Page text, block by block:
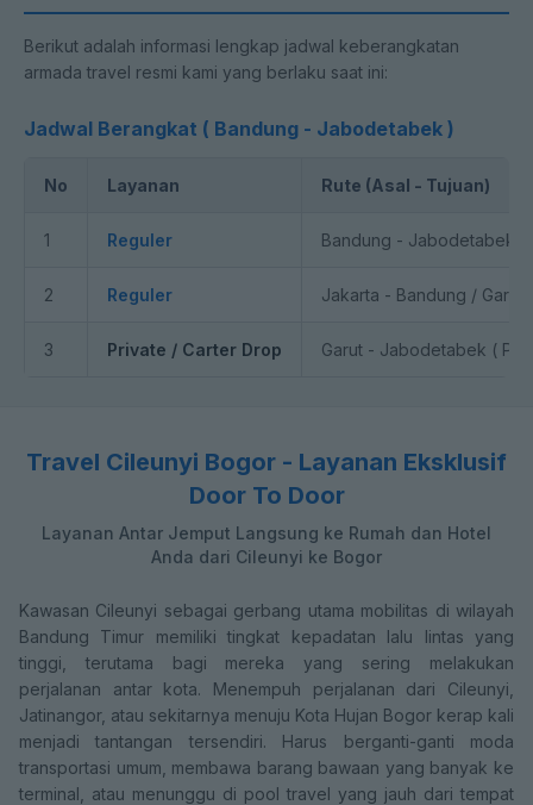
Berikut adalah informasi lengkap jadwal keberangkatan
armada travel resmi kami yang berlaku saat ini:
Jadwal Berangkat ( Bandung - Jabodetabek )
No Layanan Rute (Asal - Tujuan)
1 Reguler Bandung - Jabodetabek
2 Reguler Jakarta - Bandung / Garut
3 Private / Carter Drop Garut - Jabodetabek ( PP
Travel Cileunyi Bogor - Layanan Eksklusif
Door To Door
Layanan Antar Jemput Langsung ke Rumah dan Hotel
Anda dari Cileunyi ke Bogor
Kawasan Cileunyi sebagai gerbang utama mobilitas di wilayah
Bandung Timur memiliki tingkat kepadatan lalu lintas yang
tinggi, terutama bagi mereka yang sering melakukan
perjalanan antar kota. Menempuh perjalanan dari Cileunyi,
Jatinangor, atau sekitarnya menuju Kota Hujan Bogor kerap kali
menjadi tantangan tersendiri. Harus berganti-ganti moda
transportasi umum, membawa barang bawaan yang banyak ke
terminal, atau menunggu di pool travel yang jauh dari tempat